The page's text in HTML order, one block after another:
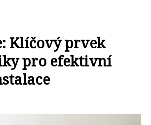
Klíčový prvek
pro efektivní